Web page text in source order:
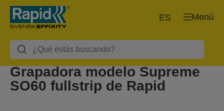
Menú
ES
Grapadora modelo Supreme
SO60 fullstrip de Rapid